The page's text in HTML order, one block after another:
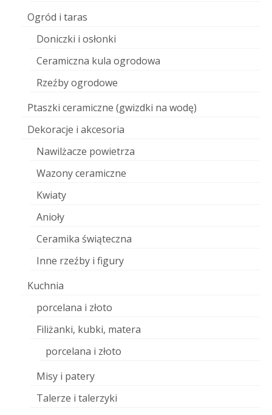
Ogród i taras
Doniczki i osłonki
Ceramiczna kula ogrodowa
Rzeźby ogrodowe
Ptaszki ceramiczne (gwizdki na wodę)
Dekoracje i akcesoria
Nawilżacze powietrza
Wazony ceramiczne
Kwiaty
Anioły
Ceramika świąteczna
Inne rzeźby i figury
Kuchnia
porcelana i złoto
Filiżanki, kubki, matera
porcelana i złoto
Misy i patery
Talerze i talerzyki